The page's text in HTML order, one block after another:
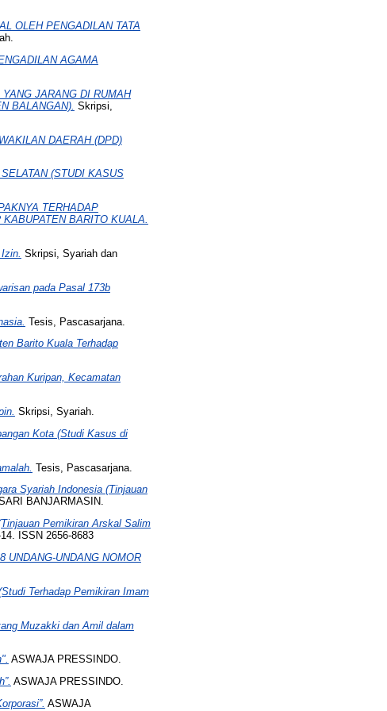
OLEH PENGADILAN TATA
AGAMA
JARANG DI RUMAH
BALANGAN). Skripsi,
DAERAH (DPD)
(STUDI KASUS
TERHADAP
BARITO KUALA.
Skripsi, Syariah dan
pada Pasal 173b
Tesis, Pascasarjana.
Barito Kuala Terhadap
Kuripan, Kecamatan
Skripsi, Syariah.
Kota (Studi Kasus di
Tesis, Pascasarjana.
Syariah Indonesia (Tinjauan
BANJARMASIN.
Pemikiran Arskal Salim
ISSN 2656-8683
UNDANG-UNDANG NOMOR
Terhadap Pemikiran Imam
Muzakki dan Amil dalam
ASWAJA PRESSINDO.
ASWAJA PRESSINDO.
ASWAJA